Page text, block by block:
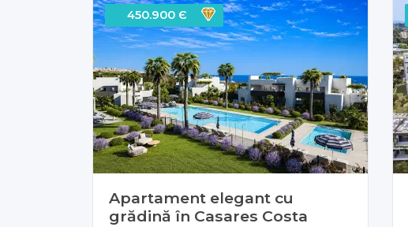
450.900 Є
Apartament elegant cu
grădină în Casares Costa